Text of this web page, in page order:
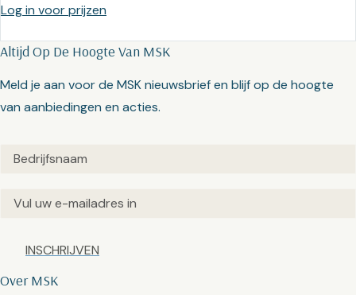
Log in voor prijzen
Over MSK
Altijd Op De Hoogte Van MSK
Meld je aan voor de MSK nieuwsbrief en blijf op de hoogte
van aanbiedingen en acties.
Untitled(Vereist)
Email(Vereist)
Captcha